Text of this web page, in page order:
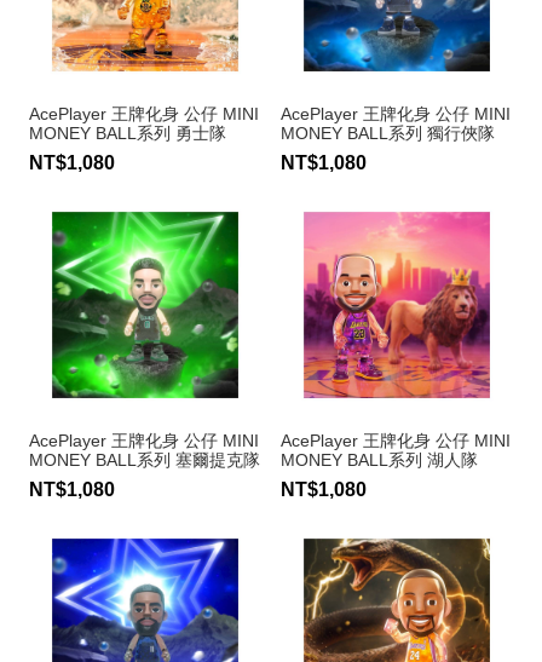
AcePlayer 王牌化身 公仔 MINI
MONEY BALL系列 勇士隊
Stephen Curry #30
NT$1,080
AcePlayer 王牌化身 公仔 MINI
MONEY BALL系列 獨行俠隊
Luka Doncic #77
NT$1,080
AcePlayer 王牌化身 公仔 MINI
MONEY BALL系列 塞爾提克隊
Jayson Tatum #0
NT$1,080
AcePlayer 王牌化身 公仔 MINI
MONEY BALL系列 湖人隊
LeBron James #23
NT$1,080